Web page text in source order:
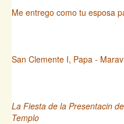
Me entrego como tu esposa
San Clemente I, Papa -
La Fiesta de la Presentacin
Templo